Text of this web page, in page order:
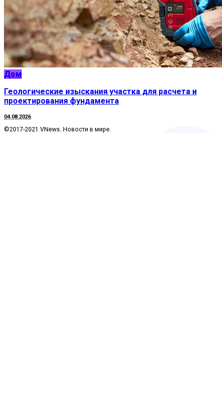
Дом
Геологические изыскания участка для расчета и
проектирования фундамента
04.08.2026
©2017-2021 VNews. Новости в мире.